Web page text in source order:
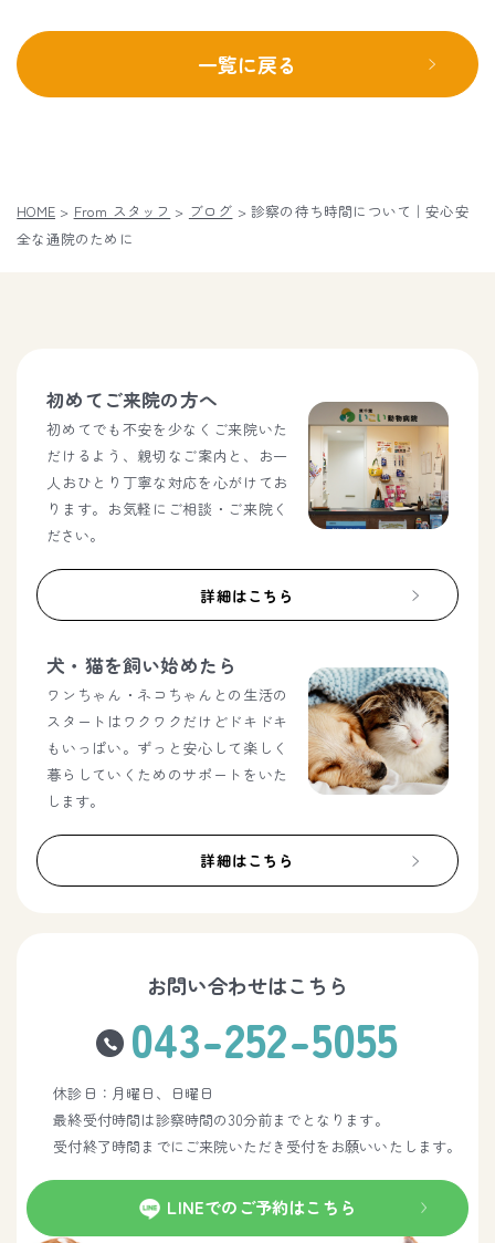
一覧に戻る
HOME > From スタッフ > ブログ >診察の待ち時間について｜安心安
全な通院のために
初めてご来院の方へ
初めてでも不安を少なくご来院いた
だけるよう、親切なご案内と、お一
人おひとり丁寧な対応を心がけてお
ります。お気軽にご相談・ご来院く
ださい。
詳細はこちら
犬・猫を飼い始めたら
ワンちゃん・ネコちゃんとの生活の
スタートはワクワクだけどドキドキ
もいっぱい。ずっと安心して楽しく
暮らしていくためのサポートをいた
します。
詳細はこちら
お問い合わせはこちら
043-252-5055
休診日：月曜日、日曜日
最終受付時間は診察時間の30分前までとなります。
受付終了時間までにご来院いただき受付をお願いいたします。
LINEでのご予約はこちら